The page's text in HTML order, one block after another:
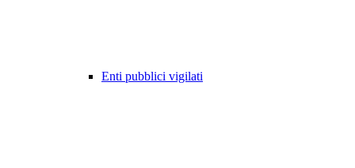
Enti pubblici vigilati